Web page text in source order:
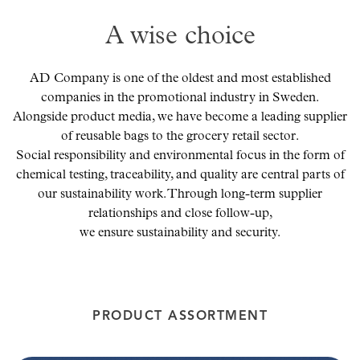
A wise choice
AD Company is one of the oldest and most established
companies in the promotional industry in Sweden.
Alongside product media, we have become a leading supplier
of reusable bags to the grocery retail sector.
Social responsibility and environmental focus in the form of
chemical testing, traceability, and quality are central parts of
our sustainability work. Through long-term supplier
relationships and close follow-up,
we ensure sustainability and security.
PRODUCT ASSORTMENT
Skräddarsy kassar
Pressinformation
Log in